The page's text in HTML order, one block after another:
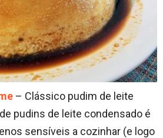
– Clássico pudim de leite
pudins de leite condensado é
sensíveis a cozinhar (e logo